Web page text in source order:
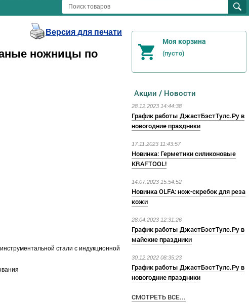
Версия для печати
ножницы по
стали с индукционной
Моя корзина
(пусто)
Акции / Новости
28.12.2023 14:44:38
График работы ДжастБэстТулс.Ру в
новогодние праздники
17.11.2023 11:43:57
Новинка: Герметики силиконовые
KRAFTOOL!
14.07.2023 15:54:52
Новинка OLFA: нож-скребок для реза
кожи
28.04.2023 12:31:26
График работы ДжастБэстТулс.Ру в
майские праздники
30.12.2022 08:35:23
График работы ДжастБэстТулс.Ру в
новогодние праздники
СМОТРЕТЬ ВСЕ...